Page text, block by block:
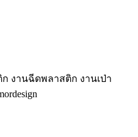
งานฉีดพลาสติก งานเป่า